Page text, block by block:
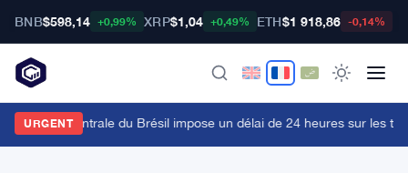
BNB$598,14 +0,99% XRP$1,04 +0,49% ETH$1 918,86 -0,14%
URGENT
Banque Centrale du Brésil impose un délai de 24 heures sur les